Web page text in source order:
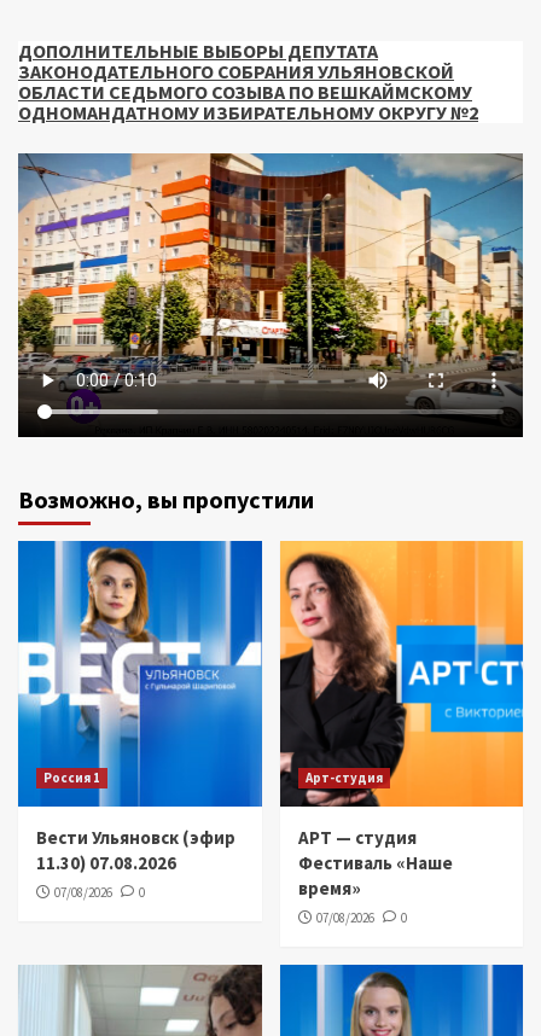
ДОПОЛНИТЕЛЬНЫЕ ВЫБОРЫ ДЕПУТАТА
ЗАКОНОДАТЕЛЬНОГО СОБРАНИЯ УЛЬЯНОВСКОЙ
ОБЛАСТИ СЕДЬМОГО СОЗЫВА ПО ВЕШКАЙМСКОМУ
ОДНОМАНДАТНОМУ ИЗБИРАТЕЛЬНОМУ ОКРУГУ №2
Возможно, вы пропустили
Россия 1
Вести Ульяновск (эфир
11.30) 07.08.2026
07/08/2026 0
Арт-студия
АРТ — студия
Фестиваль «Наше
время»
07/08/2026 0